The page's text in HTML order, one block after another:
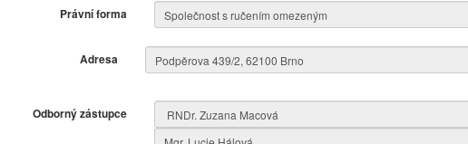
Právní forma
Adresa
Odborný zástupce